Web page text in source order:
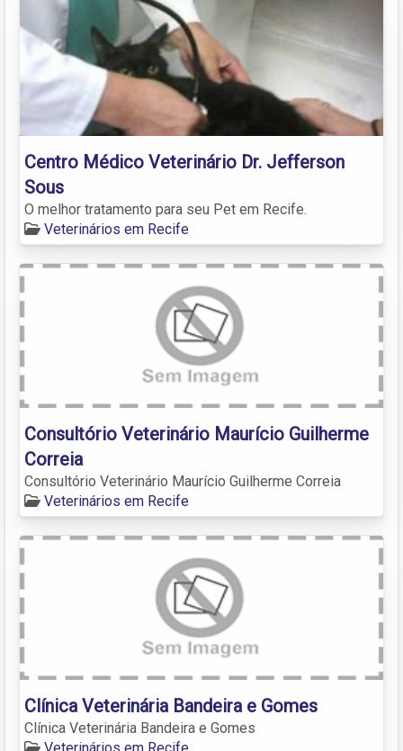
Centro Médico Veterinário Dr. Jefferson
Sous
O melhor tratamento para seu Pet em Recife.
Veterinários em Recife
Consultório Veterinário Maurício Guilherme
Correia
Consultório Veterinário Maurício Guilherme Correia
Veterinários em Recife
Clínica Veterinária Bandeira e Gomes
Clínica Veterinária Bandeira e Gomes
Veterinários em Recife